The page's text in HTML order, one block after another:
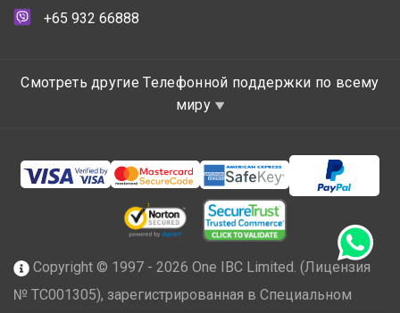
+65 932 66888
Смотреть другие Телефонной поддержки по всему
миру
Copyright © 1997 - 2026 One IBC Limited. (Лицензия
№ TC001305), зарегистрированная в Специальном